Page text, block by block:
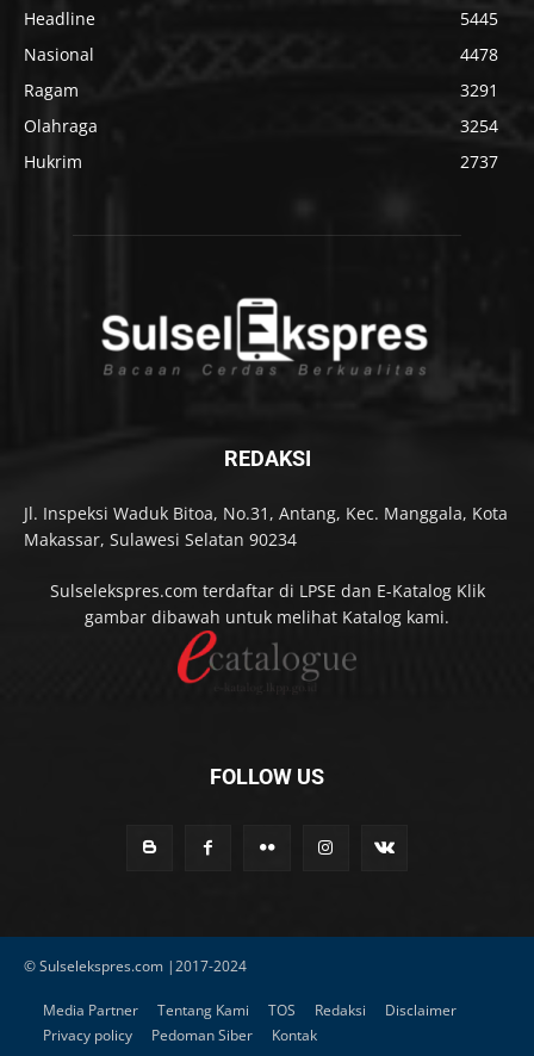
Headline
5445
Nasional
4478
Ragam
3291
Olahraga
3254
Hukrim
2737
REDAKSI
Jl. Inspeksi Waduk Bitoa, No.31, Antang, Kec. Manggala, Kota
Makassar, Sulawesi Selatan 90234
Sulselekspres.com terdaftar di LPSE dan E-Katalog Klik
gambar dibawah untuk melihat Katalog kami.
FOLLOW US
© Sulselekspres.com |2017-2024
Media Partner Tentang Kami TOS Redaksi
Disclaimer
Privacy policy
Pedoman Siber Kontak